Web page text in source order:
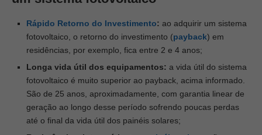
Rápido Retorno do Investimento: ao adquirir um sistema
fotovoltaico, o retorno do investimento (payback) em
residências, por exemplo, fica entre 2 e 4 anos;
Longa vida útil dos equipamentos: a vida útil do sistema
fotovoltaico é muito superior ao payback, acima informado.
São de 25 anos, aproximadamente, com garantia linear de
geração ao longo desse período sofrendo poucas perdas
até o final da vida útil dos painéis solares;